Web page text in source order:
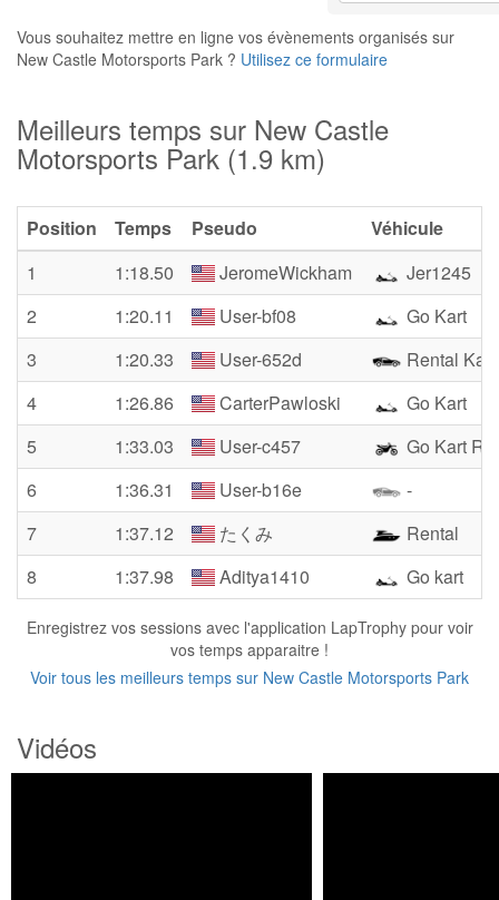
Vous souhaitez mettre en ligne vos évènements organisés sur
New Castle Motorsports Park ? Utilisez ce formulaire
Meilleurs temps sur New Castle
Motorsports Park (1.9 km)
Position Temps Pseudo
Véhicule
1
1:18.50 JeromeWickham
Jer1245
2
1:20.11 User-bf08
Go Kart
3
1:20.33 User-652d
Rental Kart
4
1:26.86 CarterPawloski
Go Kart
5
1:33.03 User-c457
Go Kart
6
1:36.31 User-b16e
-
7
1:37.12 たくみ
Rental
8
1:37.98 Aditya1410 Go kart
Enregistrez vos sessions avec l'application LapTrophy pour voir
vos temps apparaitre !
Voir tous les meilleurs temps sur New Castle Motorsports Park
Vidéos